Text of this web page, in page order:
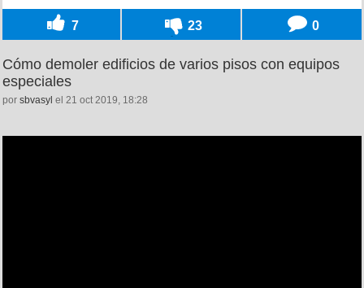
7 23 0
Cómo demoler edificios de varios pisos con equipos
especiales
por sbvasyl el 21 oct 2019, 18:28